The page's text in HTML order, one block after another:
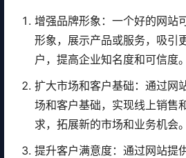
增强品牌形象：一个好的网站
形象，展示产品或服务，吸引
户，提高企业知名度和可信度。
扩大市场和客户基础：通过网
场和客户基础，实现线上销售
求，拓展新的市场和业务机会。
提升客户满意度：通过网站提